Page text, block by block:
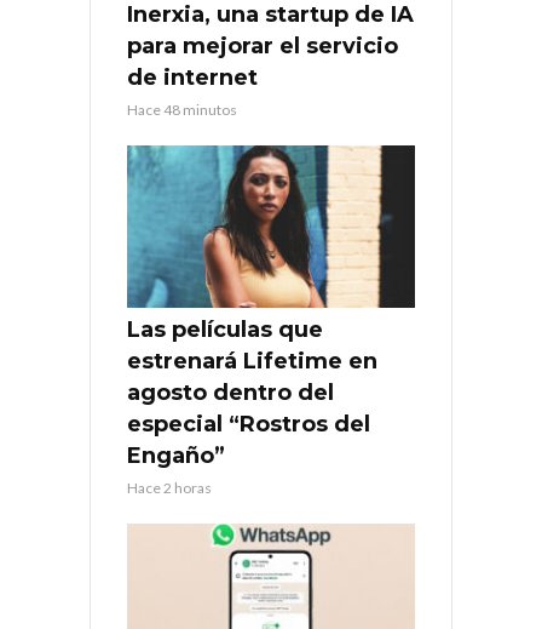
Inerxia, una startup de IA
para mejorar el servicio
de internet
Hace 48 minutos
Las películas que
estrenará Lifetime en
agosto dentro del
especial “Rostros del
Engaño”
Hace 2 horas